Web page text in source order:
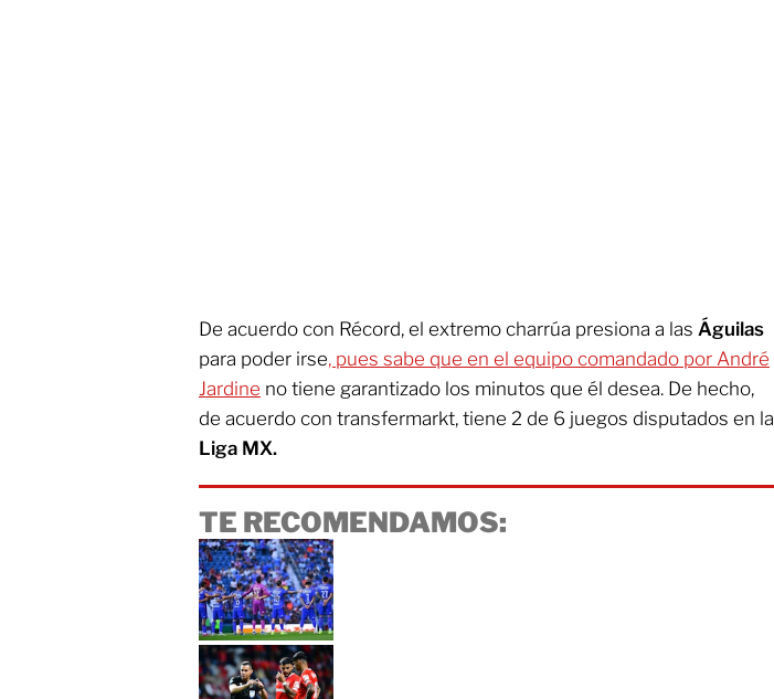
De acuerdo con Récord, el extremo charrúa presiona a las Águilas
para poder irse, pues sabe que en el equipo comandado por André
Jardine no tiene garantizado los minutos que él desea. De hecho,
de acuerdo con transfermarkt, tiene 2 de 6 juegos disputados en la
Liga MX.
TE RECOMENDAMOS: